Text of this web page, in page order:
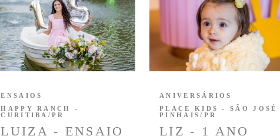
LUIZA - ENSAIO
ENSAIOS
HAPPY RANCH -
CURITIBA/PR
LIZ - 1 ANO
ANIVERSÁRIOS
PLACE KIDS - SÃO JOSÉ
PINHAIS/PR